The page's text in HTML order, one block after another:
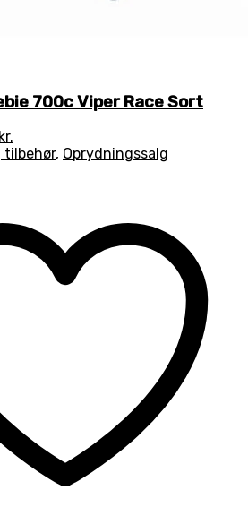
700c Viper Race Sort
kr.
aktuelle
tilbehør, Oprydningssalg